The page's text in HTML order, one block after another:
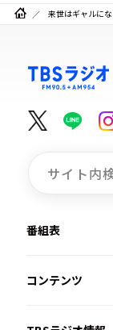
来世はギャルに
番組表
コンテンツ